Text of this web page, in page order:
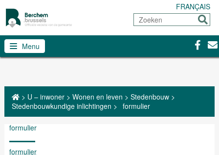
FRANÇAIS
Zoeken
Sturen
Menu
> U – inwoner> Wonen en leven > Stedenbouw>
Stedenbouwkundige inlichtingen > formulier
formulier
formulier